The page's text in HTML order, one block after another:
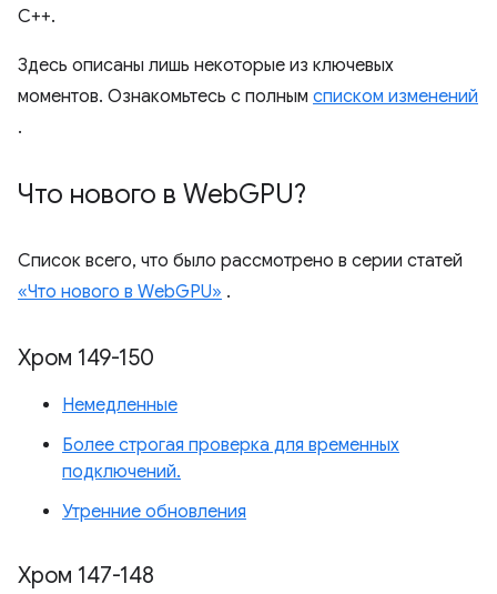
C++.
Здесь описаны лишь некоторые из ключевых
моментов. Ознакомьтесь с полным списком изменений
.
Что нового в WebGPU?
Список всего, что было рассмотрено в серии статей
«Что нового в WebGPU» .
Хром 149-150
Немедленные
Более строгая проверка для временных
подключений.
Утренние обновления
Хром 147-148